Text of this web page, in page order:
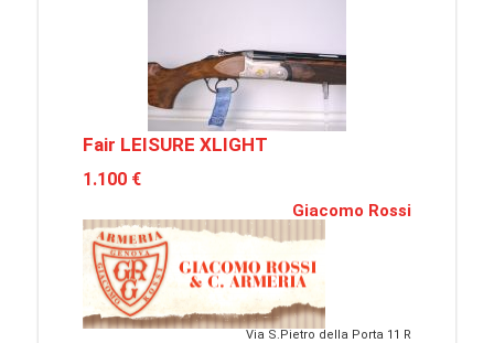
Fair LEISURE XLIGHT
1.100 €
Giacomo Rossi
Via S.Pietro della Porta 11 R